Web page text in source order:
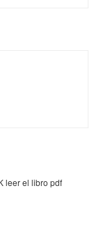
leer el libro pdf